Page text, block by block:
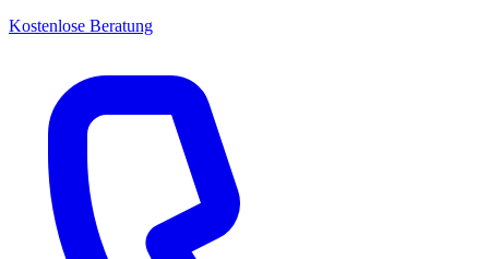
Kostenlose Beratung